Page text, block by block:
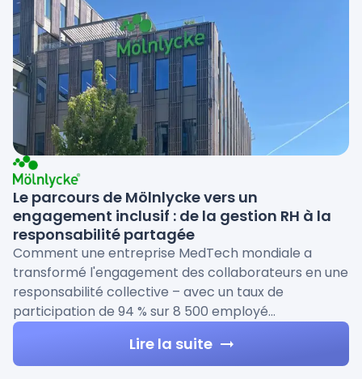
Le parcours de Mölnlycke vers un
engagement inclusif : de la gestion RH à la
responsabilité partagée
Comment une entreprise MedTech mondiale a
transformé l'engagement des collaborateurs en une
responsabilité collective – avec un taux de
participation de 94 % sur 8 500 employé…
Lire la suite